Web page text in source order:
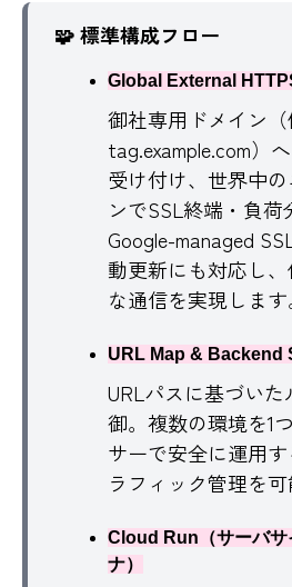
🧩 標準構成フロー
Global External
御社専用ドメイン（
tag.example.com）
受け付け、世界中
ンでSSL終端・負荷
Google-managed
動更新にも対応し
な通信を実現します
URL Map & Backend
URLパスに基づい
御。複数の環境を1
サーで安全に運用
ラフィック管理を可
Cloud Run（サーバサ
ナ）